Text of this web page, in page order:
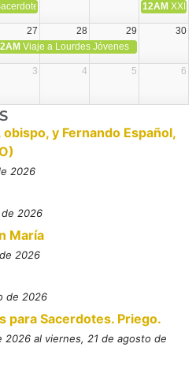
Priego. 12AM XXI
27 28 29
30
Viaje a Lourdes Jóvenes
3 4 5 6
y Fernando Español,
2026
2026
María
2026
de 2026
para Sacerdotes. Priego.
2026 al viernes, 21 de agosto de